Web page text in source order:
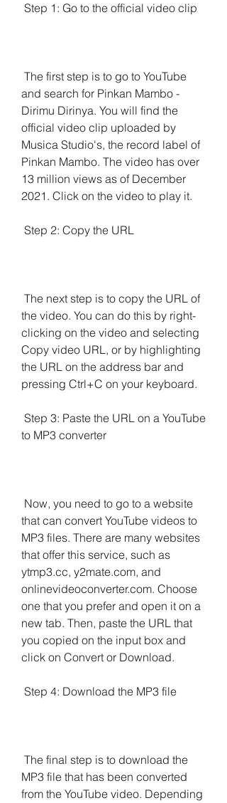
Step 1: Go to the official video clip
and search for Pinkan Mambo -
Dirimu Dirinya. You will find the
official video clip uploaded by
Musica Studio's, the record label of
Pinkan Mambo. The video has over
13 million views as of December
2021. Click on the video to play it.
Step 2: Copy the URL
the video. You can do this by right-
clicking on the video and selecting
Copy video URL, or by highlighting
the URL on the address bar and
pressing Ctrl+C on your keyboard.
to MP3 converter
that can convert YouTube videos to
MP3 files. There are many websites
that offer this service, such as
ytmp3.cc, y2mate.com, and
onlinevideoconverter.com. Choose
one that you prefer and open it on a
new tab. Then, paste the URL that
you copied on the input box and
click on Convert or Download.
Step 4: Download the MP3 file
MP3 file that has been converted
from the YouTube video. Depending